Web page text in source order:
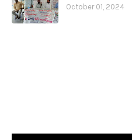
October 01, 2024